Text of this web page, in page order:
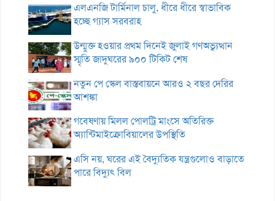
এলএনজি টার্মিনাল চালু, ধীরে ধীরে স্বাভাবিক
হচ্ছে গ্যাস সরবরাহ
উন্মুক্ত হওয়ার প্রথম দিনেই জুলাই গণঅভ্যুত্থান
স্মৃতি জাদুঘরের ৯০০ টিকিট শেষ
নতুন পে স্কেল বাস্তবায়নে আরও ২ বছর দেরির
আশঙ্কা
গবেষণায় মিলল পোলট্রি মাংসে অতিরিক্ত
অ্যান্টিমাইক্রোবিয়ালের উপস্থিতি
এসি নয়, ঘরের এই বৈদ্যুতিক যন্ত্রগুলোও বাড়াতে
পারে বিদ্যুৎ বিল